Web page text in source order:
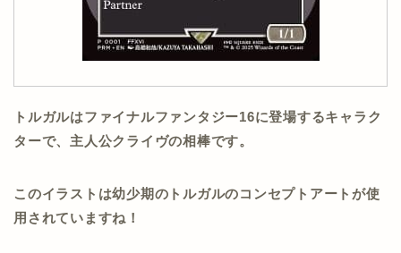
トルガルはファイナルファンタジー16に登場するキャラク
ターで、主人公クライヴの相棒です。
このイラストは幼少期のトルガルのコンセプトアートが使
用されていますね！